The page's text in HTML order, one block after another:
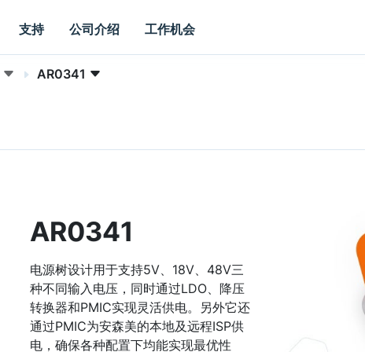
支持 公司介绍 工作机会
AR0341
AR0341
电源树设计用于支持5V、18V、48V三
种不同输入电压，同时通过LDO、降压
转换器和PMIC实现灵活供电。另外它还
通过PMIC为安森美的本地及远程ISP供
电，确保各种配置下均能实现最优性